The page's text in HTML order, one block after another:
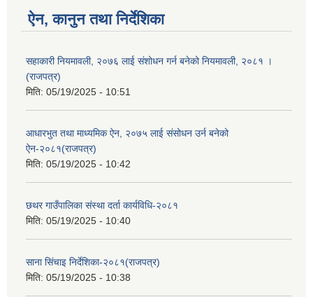
ऐन, कानुन तथा निर्देशिका
सहाकारी नियमावली, २०७६ लाई संशोधन गर्न बनेको नियमावली, २०८१ ।
(राजपत्र)
मिति: 05/19/2025 - 10:51
आधारभुत तथा माध्यमिक ऐन, २०७५ लाई संसोधन उर्न बनेको
ऐन-२०८१(राजपत्र)
मिति: 05/19/2025 - 10:42
छथर गाउँपालिका संस्था दर्ता कार्यविधि-२०८१
मिति: 05/19/2025 - 10:40
साना सिंचाइ निर्देशिका-२०८१(राजपत्र)
मिति: 05/19/2025 - 10:38